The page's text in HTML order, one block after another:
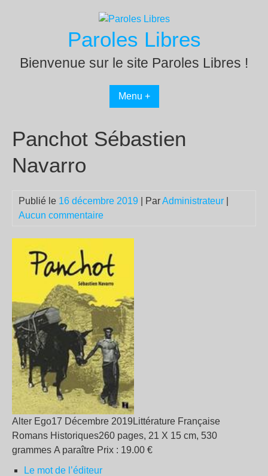
Paroles Libres
Bienvenue sur le site Paroles Libres !
Menu +
Panchot Sébastien
Navarro
Publié le 16 décembre 2019 | ParAdministrateur
Aucun commentaire
Alter Ego17 Décembre 2019Littérature Française
Romans Historiques260 pages, 21 X 15 cm, 530
grammes A paraître Prix : 19.00 €
Le mot de l’éditeur